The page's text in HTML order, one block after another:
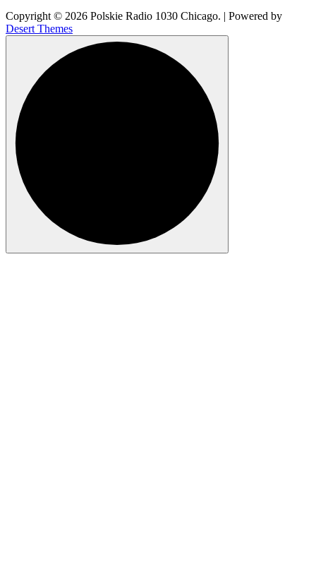
Copyright © 2026 Polskie Radio 1030 Chicago. | Powered by
Desert Themes